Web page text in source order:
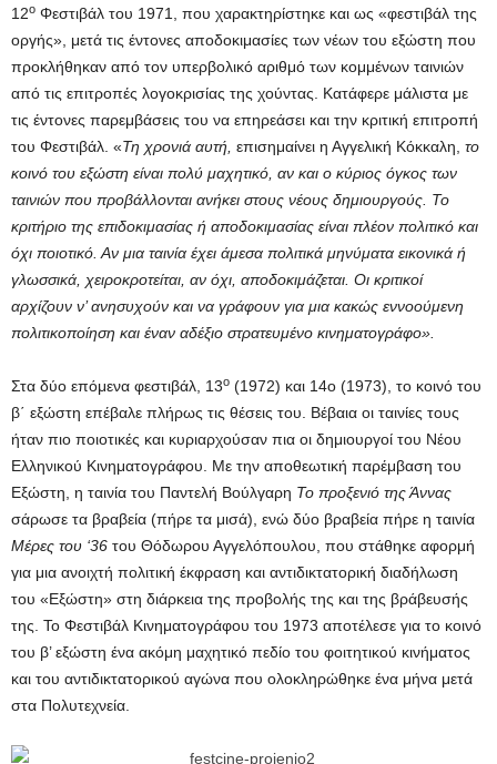
12ο Φεστιβάλ του 1971, που χαρακτηρίστηκε και ως «φεστιβάλ της
οργής», μετά τις έντονες αποδοκιμασίες των νέων του εξώστη που
προκλήθηκαν από τον υπερβολικό αριθμό των κομμένων ταινιών
από τις επιτροπές λογοκρισίας της χούντας. Κατάφερε μάλιστα με
τις έντονες παρεμβάσεις του να επηρεάσει και την κριτική επιτροπή
του Φεστιβάλ. «Τη χρονιά αυτή, επισημαίνει η Αγγελική Κόκκαλη, το
κοινό του εξώστη είναι πολύ μαχητικό, αν και ο κύριος όγκος των
ταινιών που προβάλλονται ανήκει στους νέους δημιουργούς. Το
κριτήριο της επιδοκιμασίας ή αποδοκιμασίας είναι πλέον πολιτικό και
όχι ποιοτικό. Αν μια ταινία έχει άμεσα πολιτικά μηνύματα εικονικά ή
γλωσσικά, χειροκροτείται, αν όχι, αποδοκιμάζεται. Οι κριτικοί
αρχίζουν ν’ ανησυχούν και να γράφουν για μια κακώς εννοούμενη
πολιτικοποίηση και έναν αδέξιο στρατευμένο κινηματογράφο».
Στα δύο επόμενα φεστιβάλ, 13ο (1972) και 14ο (1973), το κοινό του
β΄ εξώστη επέβαλε πλήρως τις θέσεις του. Βέβαια οι ταινίες τους
ήταν πιο ποιοτικές και κυριαρχούσαν πια οι δημιουργοί του Νέου
Ελληνικού Κινηματογράφου. Με την αποθεωτική παρέμβαση του
Εξώστη, η ταινία του Παντελή Βούλγαρη Το προξενιό της Άννας
σάρωσε τα βραβεία (πήρε τα μισά), ενώ δύο βραβεία πήρε η ταινία
Μέρες του ‘36 του Θόδωρου Αγγελόπουλου, που στάθηκε αφορμή
για μια ανοιχτή πολιτική έκφραση και αντιδικτατορική διαδήλωση
του «Εξώστη» στη διάρκεια της προβολής της και της βράβευσής
της. Το Φεστιβάλ Κινηματογράφου του 1973 αποτέλεσε για το κοινό
του β’ εξώστη ένα ακόμη μαχητικό πεδίο του φοιτητικού κινήματος
και του αντιδικτατορικού αγώνα που ολοκληρώθηκε ένα μήνα μετά
στα Πολυτεχνεία.